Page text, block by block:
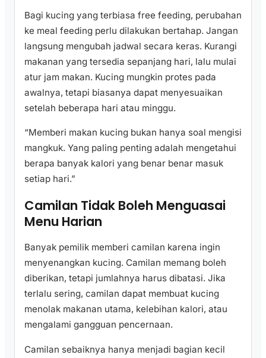
Bagi kucing yang terbiasa free feeding, perubahan
ke meal feeding perlu dilakukan bertahap. Jangan
langsung mengubah jadwal secara keras. Kurangi
makanan yang tersedia sepanjang hari, lalu mulai
atur jam makan. Kucing mungkin protes pada
awalnya, tetapi biasanya dapat menyesuaikan
setelah beberapa hari atau minggu.
“Memberi makan kucing bukan hanya soal mengisi
mangkuk. Yang paling penting adalah mengetahui
berapa banyak kalori yang benar benar masuk
setiap hari.”
Camilan Tidak Boleh Menguasai
Menu Harian
Banyak pemilik memberi camilan karena ingin
menyenangkan kucing. Camilan memang boleh
diberikan, tetapi jumlahnya harus dibatasi. Jika
terlalu sering, camilan dapat membuat kucing
menolak makanan utama, kelebihan kalori, atau
mengalami gangguan pencernaan.
Camilan sebaiknya hanya menjadi bagian kecil